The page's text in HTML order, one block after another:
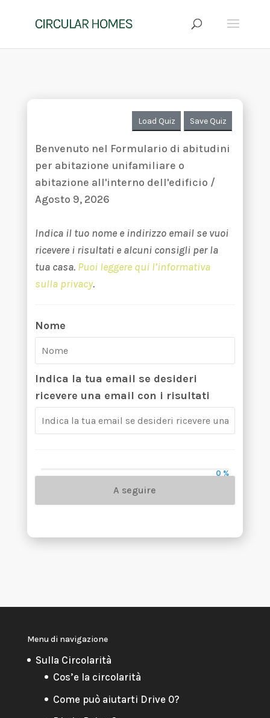
Load Quiz Save Quiz
Benvenuto nel Formulario di abitudini
per abitazione unifamiliare o
abitazione all'interno dell'edificio /
Agosto 9, 2026
Indica il tuo nome e indirizzo email se vuoi
ricevere i risultati e alcuni consigli per la
tua casa. Puoi leggere qui l’informativa
sulla privacy.
Nome
Indica la tua email se desideri
ricevere una email con i risultati
0 %
A seguire
Menu di navigazione
Sulla Circolarità
Cos’e la circolarità
Come può aiutarti Drive 0?